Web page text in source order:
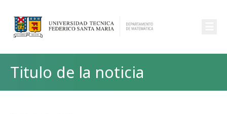
Titulo de la noticia